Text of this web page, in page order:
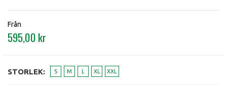
Från
595,00 kr
STORLEK S M L XL XXL